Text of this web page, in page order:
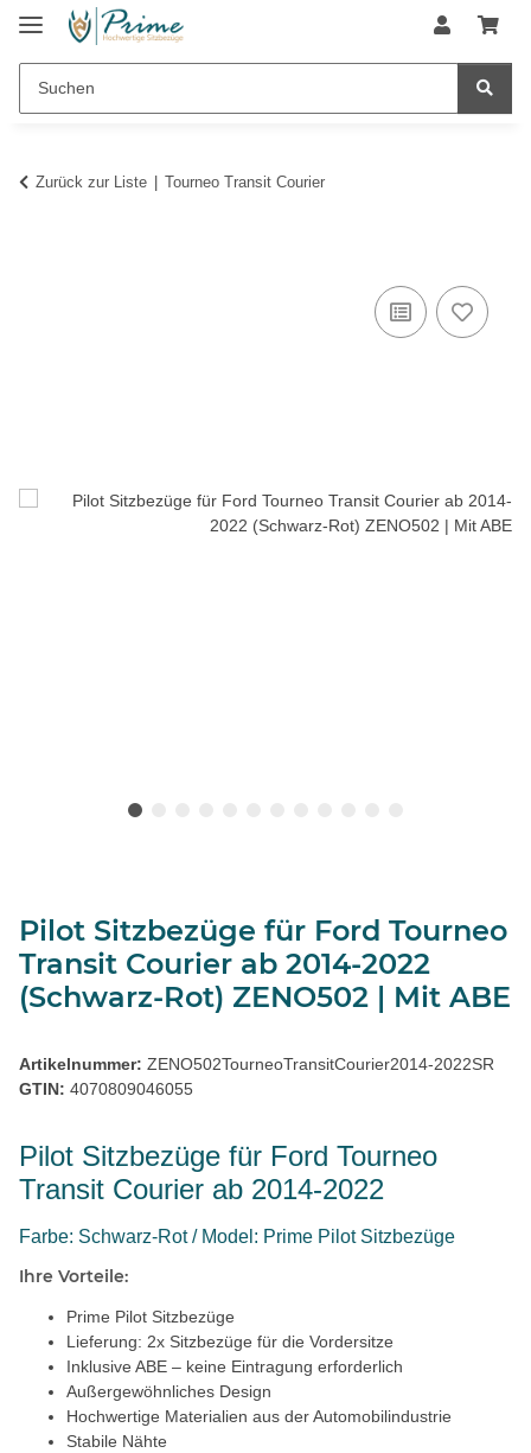
Zurück zur Liste Tourneo Transit Courier
Pilot Sitzbezüge für Ford Tourneo
Transit Courier ab 2014-2022
(Schwarz-Rot) ZENO502 | Mit ABE
Artikelnummer: ZENO502TourneoTransitCourier2014-2022SR
GTIN: 4070809046055
Pilot Sitzbezüge für Ford Tourneo
Transit Courier ab 2014-2022
Farbe: Schwarz-Rot / Model: Prime Pilot Sitzbezüge
Ihre Vorteile:
Prime Pilot Sitzbezüge
Lieferung: 2x Sitzbezüge für die Vordersitze
Inklusive ABE – keine Eintragung erforderlich
Außergewöhnliches Design
Hochwertige Materialien aus der Automobilindustrie
Stabile Nähte